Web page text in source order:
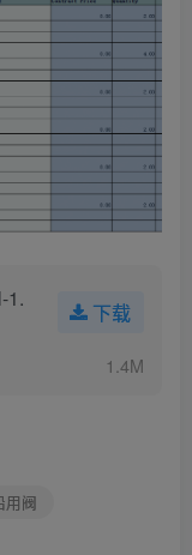
1.
下载
1.4M
用阀